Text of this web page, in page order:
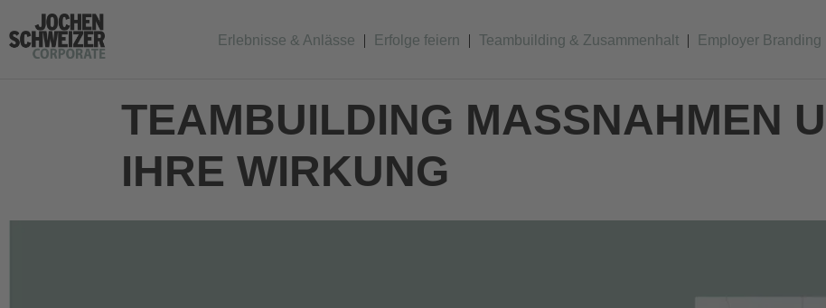
Erlebnisse & Anlässe Erfolge feiern Teambuilding & Zusammenhalt Employer Branding
TEAMBUILDING MASSNAHMEN
HRE WIRKUNG